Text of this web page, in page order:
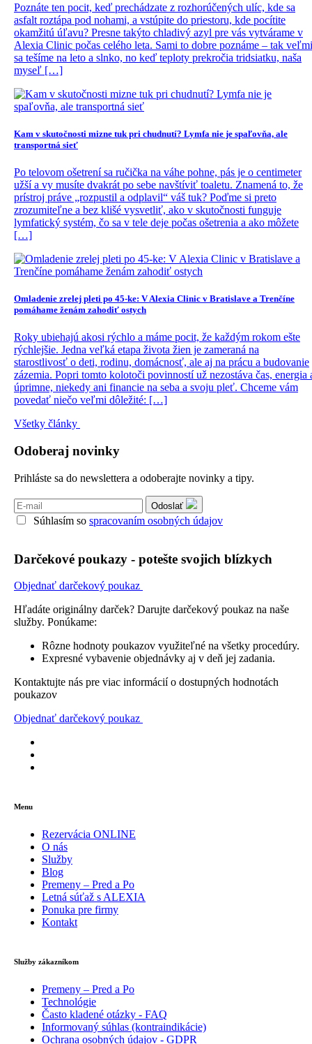
Poznáte ten pocit, keď prechádzate z rozhorúčených ulíc, kde sa
asfalt roztápa pod nohami, a vstúpite do priestoru, kde pocítite
okamžitú úľavu? Presne takýto chladivý azyl pre vás vytvárame v
Alexia Clinic počas celého leta. Sami to dobre poznáme – tak veľmi
sa tešíme na leto a slnko, no keď teploty prekročia tridsiatku, naša
myseľ […]
Kam v skutočnosti mizne tuk pri chudnutí? Lymfa nie je spaľovňa, ale
transportná sieť
Po telovom ošetrení sa ručička na váhe pohne, pás je o centimeter
užší a vy musíte dvakrát po sebe navštíviť toaletu. Znamená to, že
prístroj práve „rozpustil a odplavil“ váš tuk? Poďme si preto
zrozumiteľne a bez klišé vysvetliť, ako v skutočnosti funguje
lymfatický systém, čo sa v tele deje počas ošetrenia a ako môžete
[…]
Omladenie zrelej pleti po 45-ke: V Alexia Clinic v Bratislave a Trenčíne
pomáhame ženám zahodiť ostych
Roky ubiehajú akosi rýchlo a máme pocit, že každým rokom ešte
rýchlejšie. Jedna veľká etapa života žien je zameraná na
starostlivosť o deti, rodinu, domácnosť, ale aj na prácu a budovanie
zázemia. Popri tomto kolotoči povinností už nezostáva čas, energia
úprimne, niekedy ani financie na seba a svoju pleť. Chceme vám
povedať niečo veľmi dôležité: […]
Všetky články
Odoberaj novinky
Prihláste sa do newslettera a odoberajte novinky a tipy.
Odoslať
Súhlasím so spracovaním osobných údajov
Darčekové poukazy - potešte svojich blízkych
Objednať darčekový poukaz
Hľadáte originálny darček? Darujte darčekový poukaz na naše
služby. Ponúkame:
Rôzne hodnoty poukazov využiteľné na všetky procedúry.
Expresné vybavenie objednávky aj v deň jej zadania.
Kontaktujte nás pre viac informácií o dostupných hodnotách
poukazov
Objednať darčekový poukaz
Menu
Rezervácia ONLINE
O nás
Služby
Blog
Premeny – Pred a Po
Letná súťaž s ALEXIA
Ponuka pre firmy
Kontakt
Služby zákazníkom
Premeny – Pred a Po
Technológie
Často kladené otázky - FAQ
Informovaný súhlas (kontraindikácie)
Ochrana osobných údajov - GDPR